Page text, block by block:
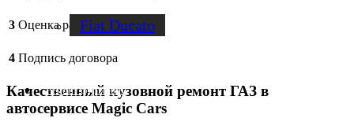
Fiat Ducato
Ремонт фургонов
3 Оценка работ
4 Подпись договора
Качественный кузовной ремонт ГАЗ в
автосервисе Magic Cars